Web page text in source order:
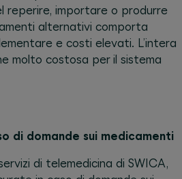
reperire, importare o produrre
alternativi comporta
e costi elevati. L’intera
molto costosa per il sistema
di domande sui medicamenti
di telemedicina di SWICA,